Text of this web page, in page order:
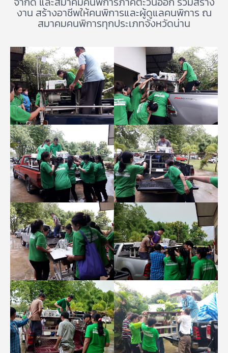
งาน สร้างอาชีพให้คนพิการและผู้ดูแลคนพิการ ณ
สมาคมคนพิการทุกประเภทจังหวัดน่าน